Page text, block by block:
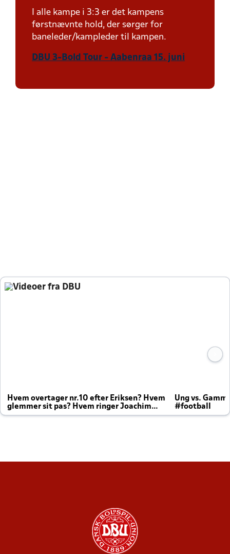
I alle kampe i 3:3 er det kampens
førstnævnte hold, der sørger for
baneleder/kampleder til kampen.
DBU 3-Bold Tour - Aabenraa 15. juni
Videoer fra DBU
Hvem overtager nr.10 efter Eriksen? Hvem
glemmer sit pas? Hvem ringer Joachim
altid til efter kampe?
Ung vs.
#football